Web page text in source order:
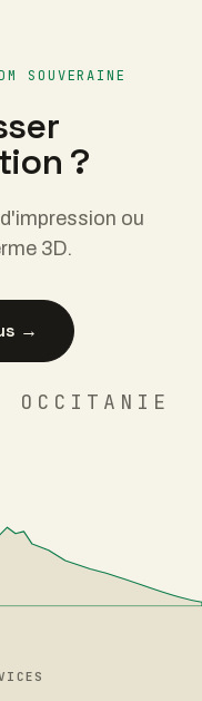
SOUVERAINE
?
ou
3D.
→